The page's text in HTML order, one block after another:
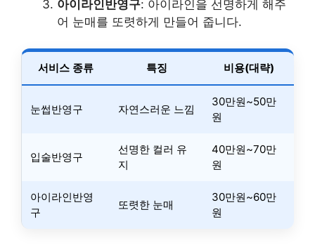
아이라인반영구: 아이라인을 선명하게 해주
어 눈매를 또렷하게 만들어 줍니다.
서비스 종류 특징 비용(대략)
눈썹반영구 자연스러운 느낌
30만원~50만
원
입술반영구
선명한 컬러 유
지
40만원~70만
원
아이라인반영
구
또렷한 눈매
30만원~60만
원